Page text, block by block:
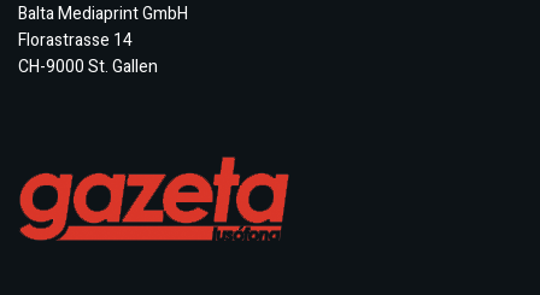
Balta Mediaprint GmbH
Florastrasse 14
CH-9000 St. Gallen